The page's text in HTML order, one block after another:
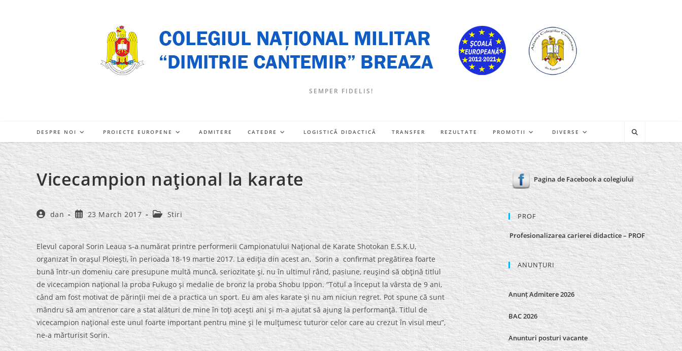
SEMPER FIDELIS!
DESPRE NOI PROIECTE EUROPENE ADMITERE CATEDRE LOGISTICĂ DIDACTICĂ TRANSFER REZULTATE PROMOTII DIVERSE
Vicecampion naţional la karate
Post
author:
dan
Post
published:
23 March 2017
Post
category:
Stiri
Elevul caporal Sorin Leaua s-a numărat printre performerii Campionatului Naţional de Karate Shotokan E.S.K.U,
organizat în oraşul Ploieşti, în perioada 18-19 martie 2017. La ediţia din acest an, Sorin a confirmat pregătirea foarte
bună într-un domeniu care presupune multă muncă, seriozitate şi, nu în ultimul rând, pasiune, reuşind să obţină titlul
de vicecampion naţional la proba Fukugo şi medalie de bronz la proba Shobu Ippon. “Totul a început la vârsta de 9 ani,
când am fost motivat de părinţii mei de a practica un sport. Eu am ales karate şi nu am niciun regret. Pot spune că sunt
mândru să am antrenor care a stat alături de mine în toţi aceşti ani şi m-a ajutat să ajung la performanţă. Titlul de
vicecampion naţional este unul foarte important pentru mine şi le mulţumesc tuturor celor care au crezut în visul meu”,
ne-a mărturisit Sorin.
Pagina de Facebook a colegiului
PROF
Profesionalizarea carierei didactice – PROF
ANUNȚURI
Anunț Admitere 2026
BAC 2026
Anunturi posturi vacante